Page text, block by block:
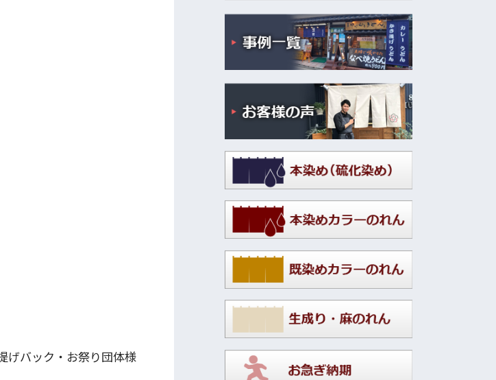
げバック・お祭り団体様